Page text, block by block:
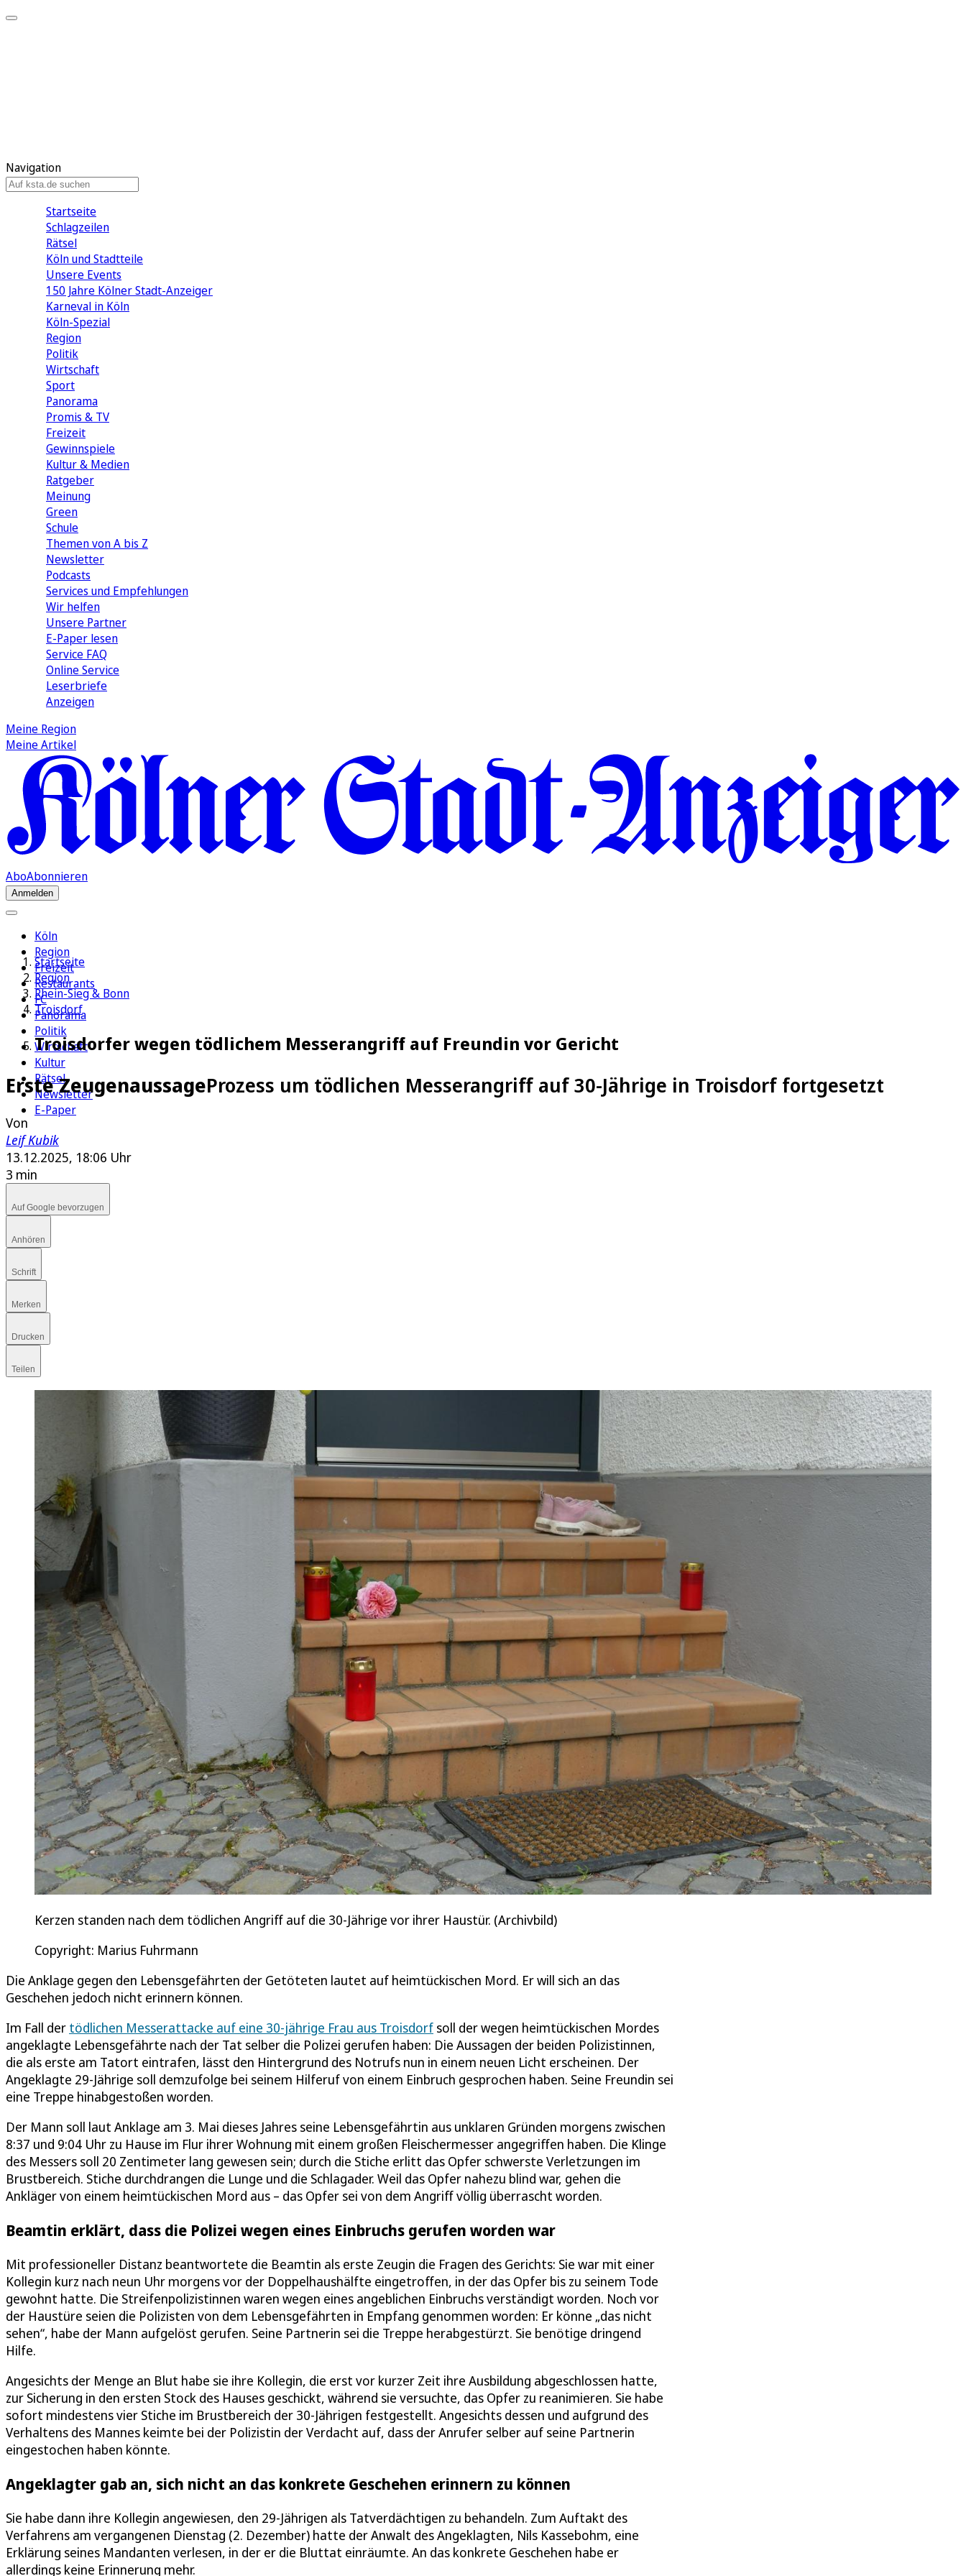
Navigation
Startseite
Schlagzeilen
Rätsel
Köln und Stadtteile
Unsere Events
150 Jahre Kölner Stadt-Anzeiger
Karneval in Köln
Köln-Spezial
Region
Politik
Wirtschaft
Sport
Panorama
Promis & TV
Freizeit
Gewinnspiele
Kultur & Medien
Ratgeber
Meinung
Green
Schule
Themen von A bis Z
Newsletter
Podcasts
Services und Empfehlungen
Wir helfen
Unsere Partner
E-Paper lesen
Service FAQ
Online Service
Leserbriefe
Anzeigen
Meine Region
Meine Artikel
AboAbonnieren
Anmelden
Köln
Region
Freizeit
Restaurants
FC
Panorama
Politik
Wirtschaft
Kultur
Rätsel
Newsletter
E-Paper
Startseite
Region
Rhein-Sieg & Bonn
Troisdorf
Troisdorfer wegen tödlichem Messerangriff auf Freundin vor Gericht
Erste ZeugenaussageProzess um tödlichen Messerangriff auf 30-Jährige in Troisdorf fortgesetzt
Von
Leif Kubik
13.12.2025, 18:06 Uhr
3 min
Auf Google bevorzugen
Anhören
Schrift
Merken
Drucken
Teilen
Kerzen standen nach dem tödlichen Angriff auf die 30-Jährige vor ihrer Haustür. (Archivbild)
Copyright: Marius Fuhrmann
Die Anklage gegen den Lebensgefährten der Getöteten lautet auf heimtückischen Mord. Er will sich an das
Geschehen jedoch nicht erinnern können.
Im Fall der tödlichen Messerattacke auf eine 30-jährige Frau aus Troisdorf soll der wegen heimtückischen Mordes
angeklagte Lebensgefährte nach der Tat selber die Polizei gerufen haben: Die Aussagen der beiden Polizistinnen,
die als erste am Tatort eintrafen, lässt den Hintergrund des Notrufs nun in einem neuen Licht erscheinen. Der
Angeklagte 29-Jährige soll demzufolge bei seinem Hilferuf von einem Einbruch gesprochen haben. Seine Freundin sei
eine Treppe hinabgestoßen worden.
Der Mann soll laut Anklage am 3. Mai dieses Jahres seine Lebensgefährtin aus unklaren Gründen morgens zwischen
8:37 und 9:04 Uhr zu Hause im Flur ihrer Wohnung mit einem großen Fleischermesser angegriffen haben. Die Klinge
des Messers soll 20 Zentimeter lang gewesen sein; durch die Stiche erlitt das Opfer schwerste Verletzungen im
Brustbereich. Stiche durchdrangen die Lunge und die Schlagader. Weil das Opfer nahezu blind war, gehen die
Ankläger von einem heimtückischen Mord aus – das Opfer sei von dem Angriff völlig überrascht worden.
Beamtin erklärt, dass die Polizei wegen eines Einbruchs gerufen worden war
Mit professioneller Distanz beantwortete die Beamtin als erste Zeugin die Fragen des Gerichts: Sie war mit einer
Kollegin kurz nach neun Uhr morgens vor der Doppelhaushälfte eingetroffen, in der das Opfer bis zu seinem Tode
gewohnt hatte. Die Streifenpolizistinnen waren wegen eines angeblichen Einbruchs verständigt worden. Noch vor
der Haustüre seien die Polizisten von dem Lebensgefährten in Empfang genommen worden: Er könne „das nicht
sehen“, habe der Mann aufgelöst gerufen. Seine Partnerin sei die Treppe herabgestürzt. Sie benötige dringend
Hilfe.
Angesichts der Menge an Blut habe sie ihre Kollegin, die erst vor kurzer Zeit ihre Ausbildung abgeschlossen hatte,
zur Sicherung in den ersten Stock des Hauses geschickt, während sie versuchte, das Opfer zu reanimieren. Sie habe
sofort mindestens vier Stiche im Brustbereich der 30-Jährigen festgestellt. Angesichts dessen und aufgrund des
Verhaltens des Mannes keimte bei der Polizistin der Verdacht auf, dass der Anrufer selber auf seine Partnerin
eingestochen haben könnte.
Angeklagter gab an, sich nicht an das konkrete Geschehen erinnern zu können
Sie habe dann ihre Kollegin angewiesen, den 29-Jährigen als Tatverdächtigen zu behandeln. Zum Auftakt des
Verfahrens am vergangenen Dienstag (2. Dezember) hatte der Anwalt des Angeklagten, Nils Kassebohm, eine
Erklärung seines Mandanten verlesen, in der er die Bluttat einräumte. An das konkrete Geschehen habe er
allerdings keine Erinnerung mehr.